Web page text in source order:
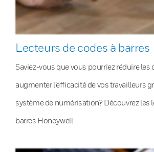
Lecteurs de codes à barres
Saviez-vous que vous pourriez réduire les
augmenter l’efficacité de vos travailleurs
système de numérisation? Découvrez les
barres Honeywell.